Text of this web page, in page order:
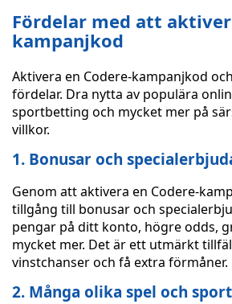
Fördelar med att
kampanjkod
Aktivera en Codere-kampanjkod
fördelar. Dra nytta av populära
sportbetting och mycket mer på
villkor.
1. Bonusar och
Genom att aktivera en Codere-
tillgång till bonusar och
pengar på ditt konto, högre odds,
mycket mer. Det är ett utmärkt
vinstchanser och få extra förmåner.
2. Många olika spel och